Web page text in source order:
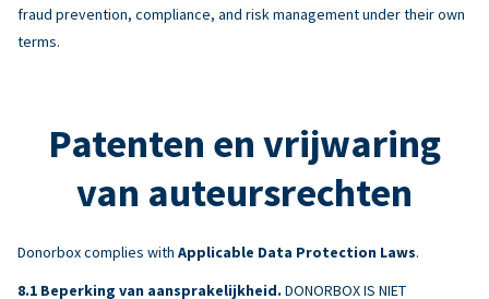
fraud prevention, compliance, and risk management under their own
terms.
Patenten en vrijwaring
van auteursrechten
Donorbox complies with Applicable Data Protection Laws.
Beperking van aansprakelijkheid. DONORBOX IS NIET